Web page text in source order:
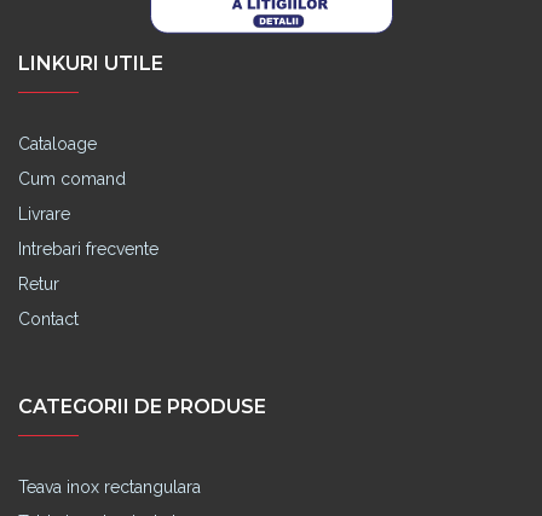
LINKURI UTILE
Cataloage
Cum comand
Livrare
Intrebari frecvente
Retur
Contact
CATEGORII DE PRODUSE
Teava inox rectangulara